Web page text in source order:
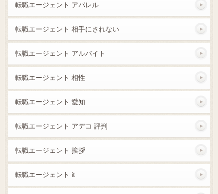
転職エージェント アパレル
転職エージェント 相手にされない
転職エージェント アルバイト
転職エージェント 相性
転職エージェント 愛知
転職エージェント アデコ 評判
転職エージェント 挨拶
転職エージェント it